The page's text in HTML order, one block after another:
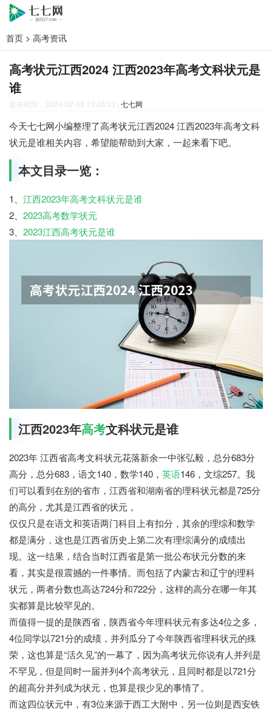
首页 > 高考资讯
高考状元江西2024 江西2023年高考文科状元是
谁
发布时间：2024-02-08 10:46:33 | 七七网
今天七七网小编整理了高考状元江西2024 江西2023年高考文科
状元是谁相关内容，希望能帮助到大家，一起来看下吧。
本文目录一览：
1、 江西2023年高考文科状元是谁
2、 2023高考数学状元
3、 2023江西高考状元是谁
江西2023年高考文科状元是谁
2023年 江西省高考文科状元花落新余一中张弘毅，总分683分
高分，总分683，语文140，数学140， 英语146，文综257。我
们可以看到在别的省市，江西省和湖南省的理科状元都是725分
的高分，尤其是江西省的状元，
仅仅只是在语文和英语两门科目上有扣分，其余的理综和数学
都是满分，这也是江西省历史上第二次有理综满分的成绩出
现。这一结果，结合当时江西省是第一批公布状元分数的来
看，其实是很震撼的一件事情。而包括了内蒙古和辽宁的理科
状元，两者分数也高达724分和722分，这样的高分在哪一年其
实都算是比较罕见的。
而值得一提的是陕西省，陕西省今年理科状元有多达4位之多，
4位同学以721分的成绩，并列瓜分了今年陕西省理科状元的殊
荣，这也算是“活久见”的一幕了，因为高考状元你说有人并列是
不罕见，但是同时一届并列4个高考状元，且同时都是以721分
的超高分并列成为状元，也算是很少见的事情了。
而这四位状元中，有3位来源于西工大附中，另一位则是西安铁